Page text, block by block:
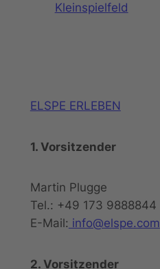
Kleinspielfeld
ELSPE ERLEBEN
1. Vorsitzender
Martin Plugge
Tel.: +49 173 9888844
E-Mail: info@elspe.com
2. Vorsitzender